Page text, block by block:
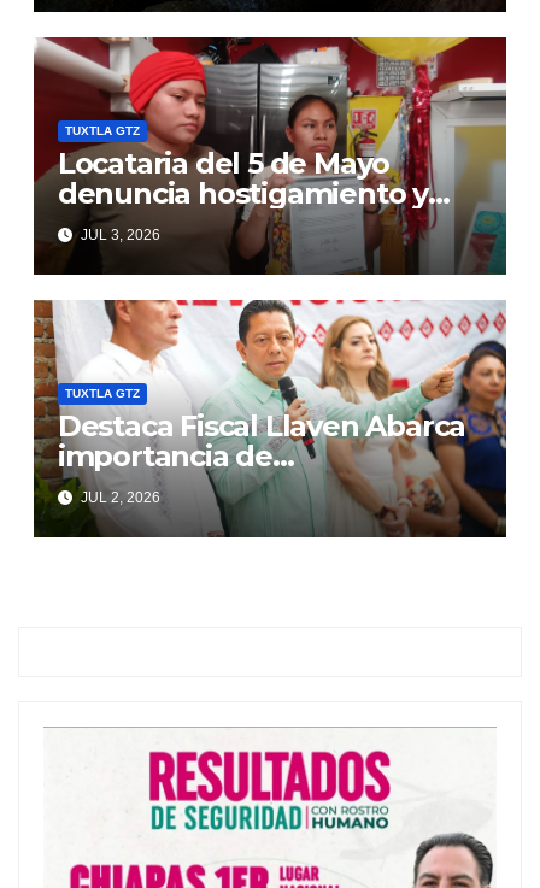
TUXTLA GTZ
Locataria del 5 de Mayo
denuncia hostigamiento y
amenaza de desalojo
JUL 3, 2026
TUXTLA GTZ
Destaca Fiscal Llaven Abarca
importancia de
corresponsabilidad de
instituciones y ciudadanía
JUL 2, 2026